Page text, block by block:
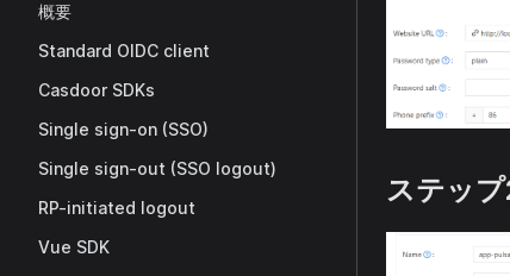
概要
Standard OIDC client
Casdoor SDKs
Single sign-on (SSO)
Single sign-out (SSO logout)
RP-initiated logout
Vue SDK
ステッ